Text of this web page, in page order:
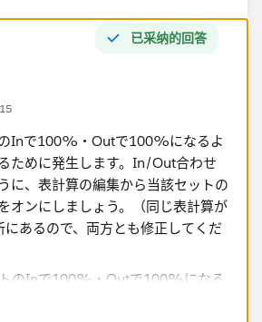
已采纳的回答
Inで100%・Outで100%になるよ
ために発生します。In/Out合わせ
に、表計算の編集から当該セットの
オンにしましょう。（同じ表計算が
あるので、両方とも修正してくだ